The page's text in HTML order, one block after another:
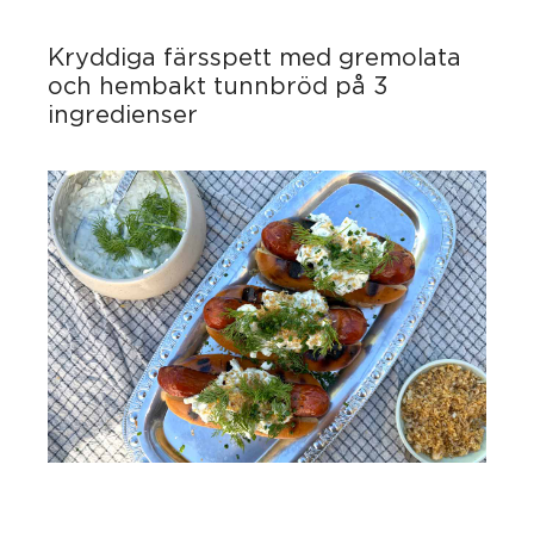
Kryddiga färsspett med gremolata
och hembakt tunnbröd på 3
ingredienser